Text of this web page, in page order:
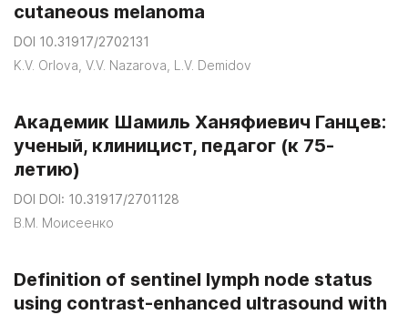
cutaneous melanoma
DOI 10.31917/2702131
K.V. Orlova, V.V. Nazarova, L.V. Demidov
Академик Шамиль Ханяфиевич Ганцев:
ученый, клиницист, педагог (к 75-
летию)
DOI DOI: 10.31917/2701128
В.М. Моисеенко
Definition of sentinel lymph node status
using contrast-enhanced ultrasound with